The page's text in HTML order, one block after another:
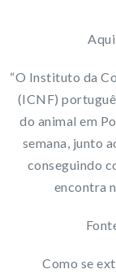
“O Instituto da
(ICNF)
do animal em
semana, junto
conseguindo
encontra
Como se